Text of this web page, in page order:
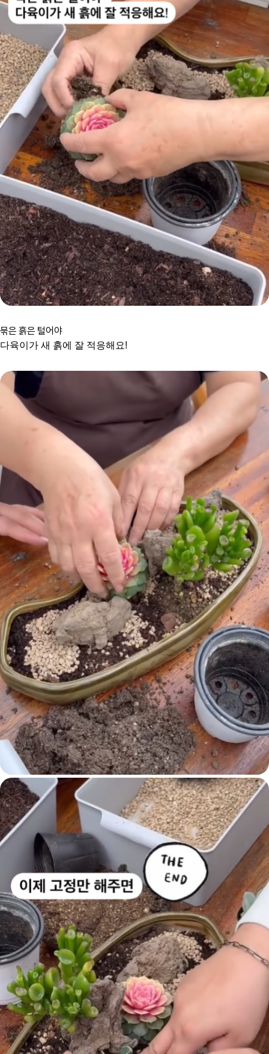
묶은 흙은 털어야
다육이가 새 흙에 잘 적응해요!